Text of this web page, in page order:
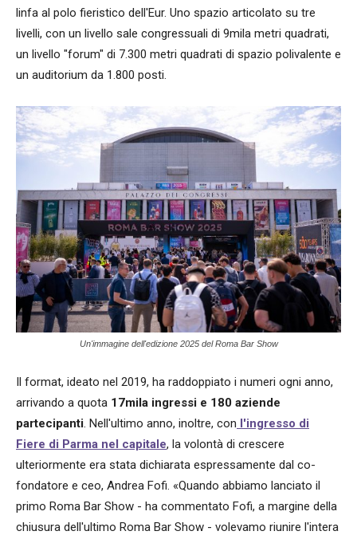
linfa al polo fieristico dell'Eur. Uno spazio articolato su tre
livelli, con un livello sale congressuali di 9mila metri quadrati,
un livello "forum" di 7.300 metri quadrati di spazio polivalente e
un auditorium da 1.800 posti.
Un'immagine dell'edizione 2025 del Roma Bar Show
Il format, ideato nel 2019, ha raddoppiato i numeri ogni anno,
arrivando a quota 17mila ingressi e 180 aziende
partecipanti . Nell'ultimo anno, inoltre, con l'ingresso di
Fiere di Parma nel capitale, la volontà di crescere
ulteriormente era stata dichiarata espressamente dal co-
fondatore e ceo, Andrea Fofi. «Quando abbiamo lanciato il
primo Roma Bar Show - ha commentato Fofi, a margine della
chiusura dell'ultimo Roma Bar Show - volevamo riunire l'intera